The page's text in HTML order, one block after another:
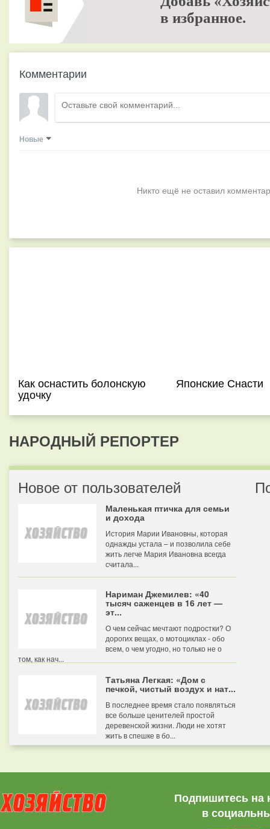
в избранное.
Комментарии
Новые
Никто ещё не оставил
Как оснастить болонскую
удочку
Японские Снасти
НАРОДНЫЙ РЕПОРТЕР
Новое от пользователей
Маленькая птичка для семьи
и дохода
История Марии Ивановны, которая
однажды устала – и позволила себе
жить легче Мария Ивановна всегда
считала...
Нариман Джемилев: «40
тысяч саженцев в 16 лет —
эт...
О чем сейчас мечтают подростки? О
дорогих вещах, о мотоциклах - обо
всем, о чем угодно, но только не о
том, как нач...
Татьяна Легкая: «Дом с
печкой, чистый воздух и нат...
В последнее время стало появляться
все больше ценителей простой
деревенской жизни. Люди не хотят
жить в спешке в бо...
Подпишитесь на
в